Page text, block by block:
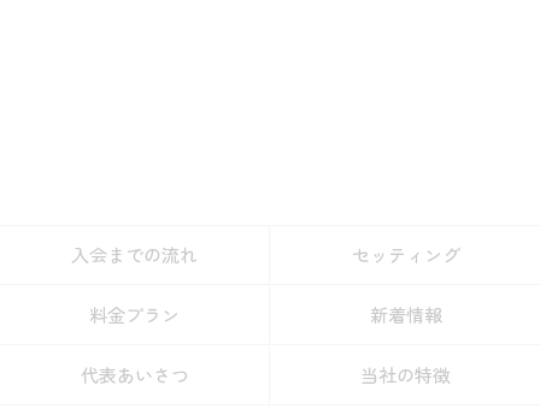
入会までの流れ セッティング
料金プラン 新着情報
代表あいさつ 当社の特徴